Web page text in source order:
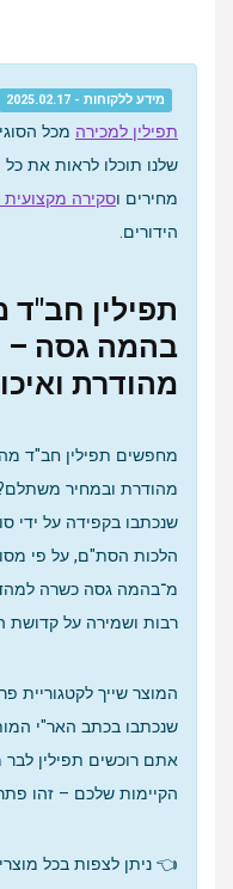
מידע ללקוחות - 2025.02.17
תפילין למכירה מכל
שלנו תוכלו לראות את כל
מחירים וסקירה מקצועית
הידורים.
תפילין חב"ד
בהמה גסה –
מהודרת
מחפשים תפילין חב"ד
שנכתבו בקפידה על ידי
הלכות הסת"ם, על פי
מ־בהמה גסה כשרה
רבות ושמירה על קדושת
המוצר שייך לקטגוריית
שנכתבו בכתב האר"י
אתם רוכשים תפילין לבר
הקיימות שלכם – זהו
👈 ניתן לצפות בכל